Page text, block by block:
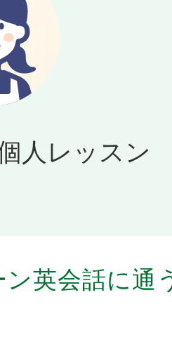
人レッスン
ン英会話に通